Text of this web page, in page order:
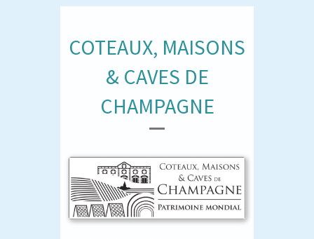
COTEAUX, MAISONS
& CAVES DE
CHAMPAGNE